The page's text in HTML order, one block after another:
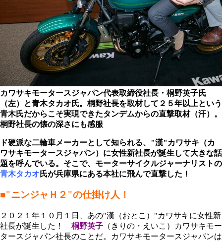
カワサキモータースジャパン代表取締役社長・桐野英子氏
（左）と青木タカオ氏。桐野社長を取材して２５年以上という
青木氏だからこそ実現できたタンデムからの直撃取材（汗）。
桐野社長の懐の深さにも感服
ド硬派な二輪車メーカーとして知られる、"漢"カワサキ（カ
ワサキモータースジャパン）に女性新社長が誕生して大きな話
題を呼んでいる。そこで、モーターサイクルジャーナリストの
青木タカオ 氏が兵庫県にある本社に飛んで直撃した！
■"ニンジャＨ２"の仕掛け人！
２０２１年１０月１日、あの"漢（おとこ）"カワサキに女性新
社長が誕生した！ 桐野英子 （きりの・えいこ）
カワサキモー
タースジャパン社長のことだ。カワサキモータースジャパンは